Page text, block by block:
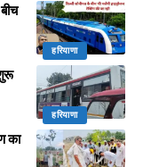
हरियाणा
हरियाणा
का